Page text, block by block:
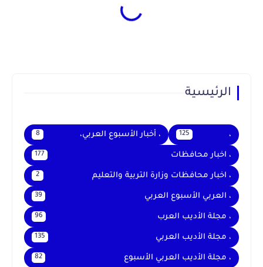
الرئيسية
، 125 ، أخبار الأسبوع العربي، 8
، اخبار محافظات 177
، اخبار محافظات وزارة التربية والتعليم 2
، العربي الأسبوع العربي 39
، مجلة الأديب العرب 96
، مجلة الأديب العربي 135
، مجلة الأديب العربي الأسبوع 82